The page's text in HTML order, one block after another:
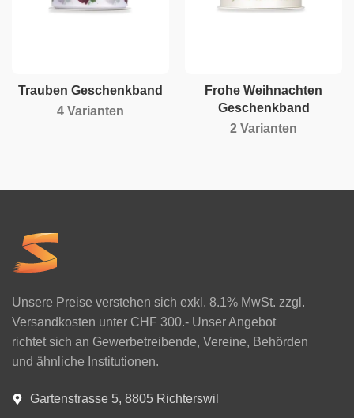
Trauben Geschenkband
4 Varianten
Frohe Weihnachten
Geschenkband
2 Varianten
Unsere Preise verstehen sich exkl. 8.1% MwSt. zzgl.
Versandkosten unter CHF 300.- Unser Angebot
richtet sich an Gewerbetreibende, Vereine, Behörden
und ähnliche Institutionen.
Gartenstrasse 5, 8805 Richterswil